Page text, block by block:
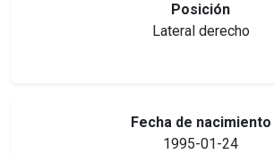
Posición
Lateral derecho
Fecha de nacimiento
1995-01-24